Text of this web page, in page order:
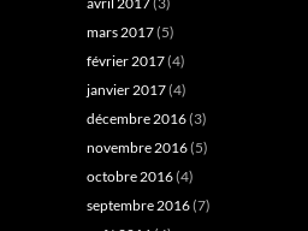
mars 2017(5)
février 2017(4)
janvier 2017(4)
décembre 2016(3)
novembre 2016(5)
octobre 2016(4)
septembre 2016(7)